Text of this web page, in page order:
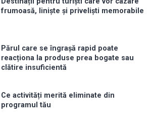
frumoasă, liniște și priveliști memorabile
Părul care se îngrașă rapid poate
reacționa la produse prea bogate sau
clătire insuficientă
Ce activități merită eliminate din
programul tău